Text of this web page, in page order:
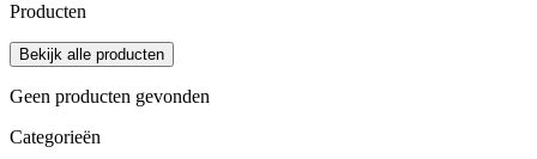
Producten
Geen producten gevonden
Categorieën